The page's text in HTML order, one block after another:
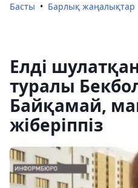
Басты Барлық жаңалықтар
Елді
туралы
Байқамай,
жіберіппіз